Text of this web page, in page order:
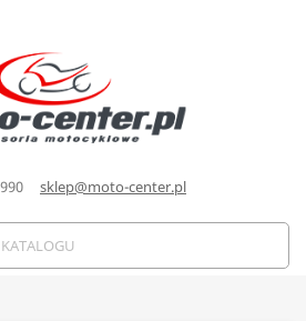
sklep@moto-center.pl